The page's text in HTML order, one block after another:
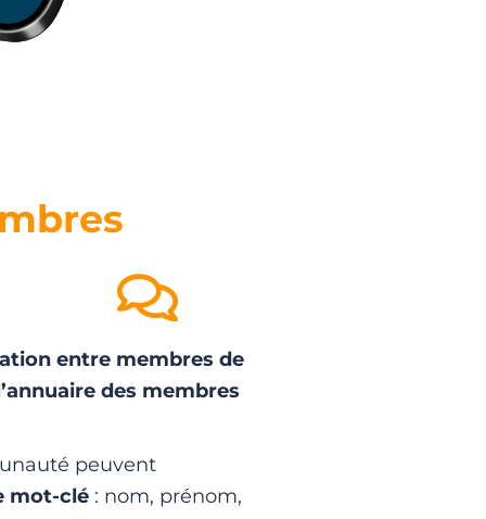
entre membres de
des membres
peuvent
mot-clé : nom, prénom,